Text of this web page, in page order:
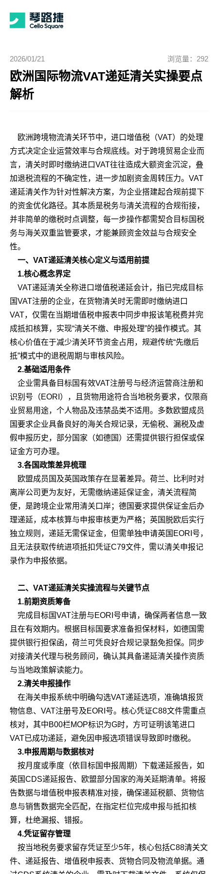
2026/01/21 浏览量：292
欧洲国际物流VAT递延清关实操要点
解析
欧洲跨境物流清关环节中，进口增值税（VAT）的处理
方式决定企业运营效率与合规底线。对于跨境贸易企业而
言，清关时即时缴纳进口VAT往往造成大额资金沉淀，叠
加退税流程的不确定性，进一步加剧资金周转压力。VAT
递延清关作为针对性解决方案，为企业搭建起合规前提下
的资金优化路径。其本质是税务与清关流程的合规衔接，
并非简单的缴税时点调整，每一步操作都需契合目标国税
务与海关双重监管要求，才能兼顾资金效益与合规安全
性。
一、VAT递延清关核心定义与适用前提
1.核心概念界定
VAT递延清关全称进口增值税递延会计，指已完成目标
国VAT注册的企业，在货物清关时无需即时缴纳进口
VAT，仅需在当期增值税申报表中同步申报该笔税费并完
成抵扣核算，实现“清关不缴、申报处理”的操作模式。其
核心价值在于减少清关环节资金占用，规避传统“先缴后
抵”模式中的退税周期与审核风险。
2.基础适用条件
企业需具备目标国有效VAT注册号与经济运营商注册和
识别号（EORI），且货物用途符合当地税务要求，仅限商
业贸易用途，个人物品及违禁品类不适用。多数欧盟成员
国要求企业具备良好的海关合规记录，无偷税、漏税及虚
假申报历史，部分国家（如德国）还需提供银行担保或保
证金方可办理。
3.各国政策差异梳理
欧盟成员国及英国政策存在显著差异。荷兰、比利时对
离岸公司更为友好，无需缴纳递延保证金，清关流程简
便，是跨境企业常用清关口岸；德国要求提供保证金后办
理递延，成本核算与申报审核更为严格；英国脱欧后实行
独立规则，递延无需保证金，但需单独申请英国EORI号，
且无法获取传统进项抵扣凭证C79文件，需以清关申报记
录作为申报依据。
二、VAT递延清关实操流程与关键节点
1.前期资质筹备
完成目标国VAT注册与EORI号申请，确保两者信息一致
且在有效期内。根据目标国要求准备担保材料，如德国需
提供银行担保函，荷兰可凭良好合规记录豁免担保。同步
对接清关代理与税务顾问，确认其具备递延清关操作资质
与当地政策解读能力。
2.清关申报操作
在海关申报系统中明确勾选VAT递延选项，准确填报货
物信息、VAT注册号及EORI号。核心凭证C88文件需重点
核对，其中B00栏MOP标识为G时，方可证明该笔进口
VAT已成功递延，避免因申报选项错误导致即时缴税。
3.申报周期与数据核对
按月度或季度（依目标国申报周期）下载递延报告，如
英国CDS递延报告、欧盟部分国家的海关延期清单。将报
告数据与增值税申报表精准对接，确保递延税额、货物信
息与销售数据完全匹配，在指定栏位完成申报与抵扣核
算，杜绝漏报、错报。
4.凭证留存管理
按当地税务要求留存凭证至少5年，核心包括C88清关文
件、递延报告、增值税申报表、货物合同及物流单据。通